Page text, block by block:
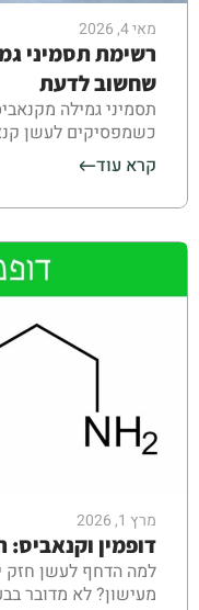
מאי 4, 2026
רשימת תסמיני
שחשוב לדעת
תסמיני גמילה
כשמפסיקים לעשן
קרא עוד
מרץ 1, 2026
דופמין
למה הדחף לעשן חזק
מעישון? לא מדובר